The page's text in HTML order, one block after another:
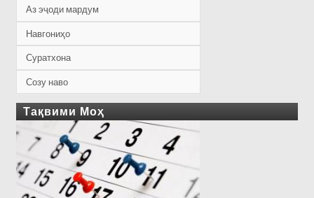
Аз эҷоди мардум
Навгониҳо
Суратхона
Созу наво
Тақвими Моҳ